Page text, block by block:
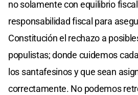
no solamente con equilibrio
responsabilidad fiscal para
Constitución el rechazo a
populistas; donde cuidemos
los santafesinos y que sean
correctamente. No podemos